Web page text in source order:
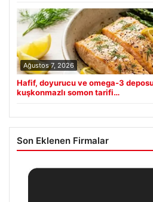
Ağustos 7, 2026
Hafif, doyurucu ve omega-3
kuşkonmazlı somon tarifi…
Son Eklenen Firmalar